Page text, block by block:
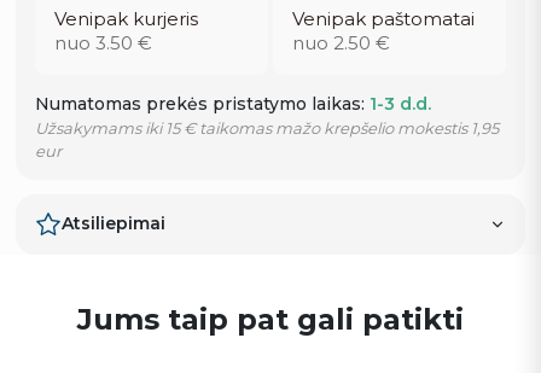
Venipak kurjeris
nuo 3.50 €
Venipak paštomatai
nuo 2.50 €
Numatomas prekės pristatymo laikas: 1-3 d.d.
Užsakymams iki 15 € taikomas mažo krepšelio mokestis 1,95
eur
Atsiliepimai
Jums taip pat gali patikti